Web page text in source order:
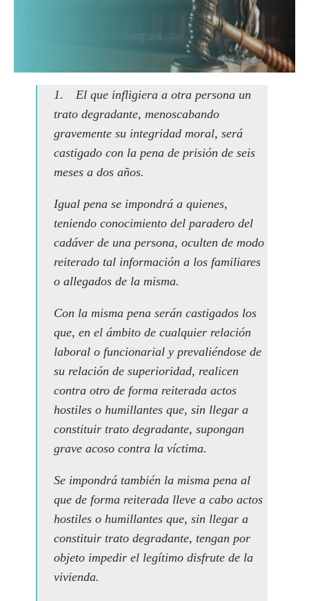
1. El que infligiera a otra persona un
trato degradante, menoscabando
gravemente su integridad moral, será
castigado con la pena de prisión de seis
meses a dos años.
Igual pena se impondrá a quienes,
teniendo conocimiento del paradero del
cadáver de una persona, oculten de modo
reiterado tal información a los familiares
o allegados de la misma.
Con la misma pena serán castigados los
que, en el ámbito de cualquier relación
laboral o funcionarial y prevaliéndose de
su relación de superioridad, realicen
contra otro de forma reiterada actos
hostiles o humillantes que, sin llegar a
constituir trato degradante, supongan
grave acoso contra la víctima.
Se impondrá también la misma pena al
que de forma reiterada lleve a cabo actos
hostiles o humillantes que, sin llegar a
constituir trato degradante, tengan por
objeto impedir el legítimo disfrute de la
vivienda.